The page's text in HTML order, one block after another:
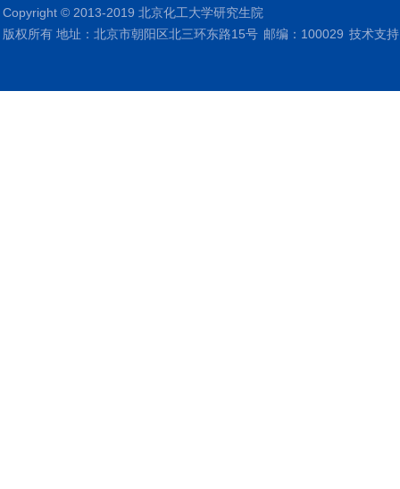
Copyright © 2013-2019 北京化工大学研究生院
版权所有 地址：北京市朝阳区北三环东路15号 邮编：100029 技术支